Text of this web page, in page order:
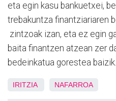
eta egin kasu bankuetxei,
trebakuntza finantziariaren
zintzoak izan, eta ez egin
baita finantzen atzean zer
bedeinkatua gorestea
IRITZIA NAFARROA